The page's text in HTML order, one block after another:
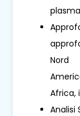
Nord
Africa,
Analisi